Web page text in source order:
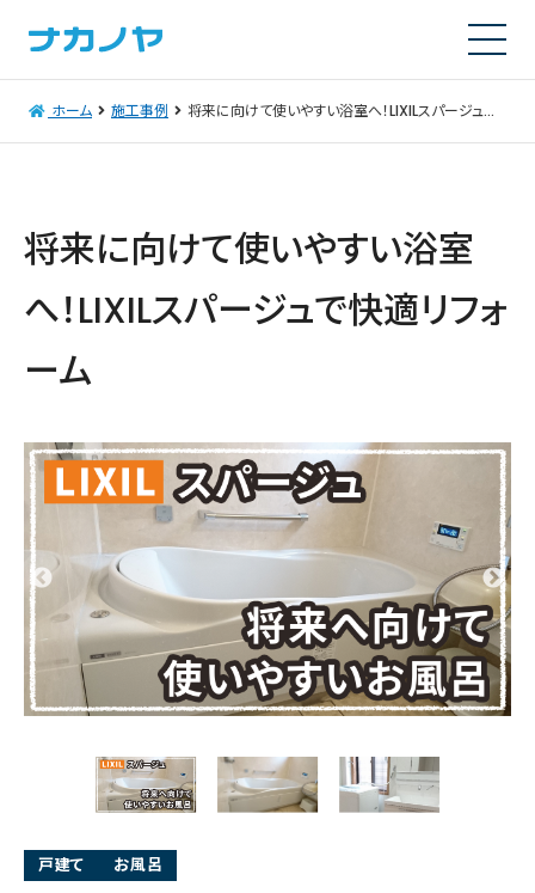
ホーム 施工事例 将来に向けて使いやすい浴室へ！LIXILスパージュで快適リフォーム
将来に向けて使いやすい浴室
へ！LIXILスパージュで快適リフォ
ーム
戸建て お風呂